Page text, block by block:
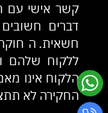
קשר אישי עם
דברים
חשאית.
ללקוח שלהם
הלקוח אינו
החקירה לא